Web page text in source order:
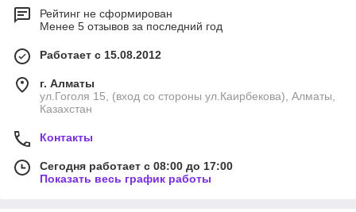
Рейтинг не сформирован
Менее 5 отзывов за последний год
Работает с 15.08.2012
г. Алматы
ул.Гоголя 15, (вход со стороны ул.Каирбекова), Алматы,
Казахстан
Контакты
Сегодня работает с 08:00 до 17:00
Показать весь график работы